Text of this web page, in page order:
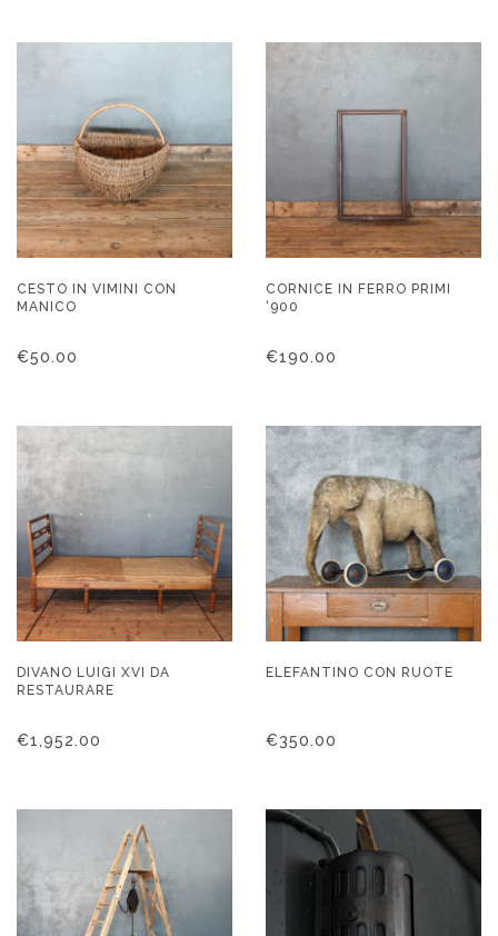
CESTO IN VIMINI CON
MANICO
€50.00
CORNICE IN FERRO PRIMI
‘900
€190.00
DIVANO LUIGI XVI DA
RESTAURARE
€1,952.00
ELEFANTINO CON RUOTE
€350.00